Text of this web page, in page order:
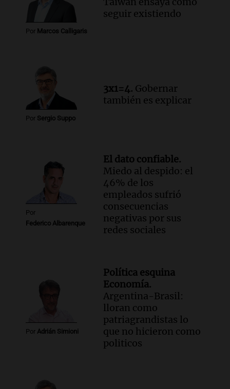
niños a Córdoba tras disputa de
custodia en Salta
Panorama Federal
privada: el ruido que tapa cosas
importantes
Editorial
Episodios
Por Marcos Calligaris
seguir existiendo
Por Sergio Suppo
3x1=4. Gobernar
también es explicar
Por
Federico Albarenque
El dato confiable.
Miedo al despido: el
46% de los
empleados sufrió
consecuencias
negativas por sus
redes sociales
Por Adrián Simioni
Política esquina
Economía.
Argentina-Brasil:
lloran como
patriagrandistas lo
que no hicieron como
politicos